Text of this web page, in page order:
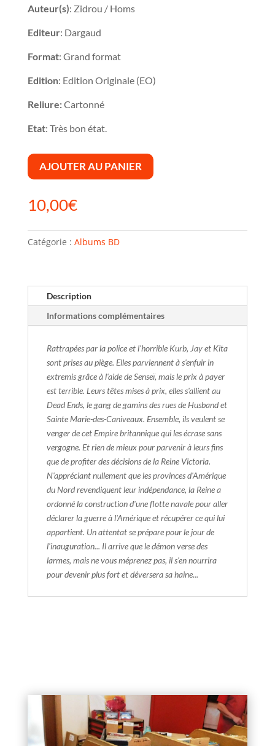
Auteur(s): Zidrou / Homs
Editeur: Dargaud
Format: Grand format
Edition: Edition Originale (EO)
Reliure:Cartonné
Etat: Très bon état.
AJOUTER AU PANIER
10,00€
Catégorie : Albums BD
Description
Informations complémentaires
Rattrapées par la police et l'horrible Kurb, Jay et Kita
sont prises au piège. Elles parviennent à s'enfuir in
extremis grâce à l'aide de Senseï, mais le prix à payer
est terrible. Leurs têtes mises à prix, elles s'allient au
Dead Ends, le gang de gamins des rues de Husband et
Sainte Marie-des-Caniveaux. Ensemble, ils veulent se
venger de cet Empire britannique qui les écrase sans
vergogne. Et rien de mieux pour parvenir à leurs fins
que de profiter des décisions de la Reine Victoria.
N'appréciant nullement que les provinces d'Amérique
du Nord revendiquent leur indépendance, la Reine a
ordonné la construction d'une flotte navale pour aller
déclarer la guerre à l'Amérique et récupérer ce qui lui
appartient. Un attentat se prépare pour le jour de
l'inauguration... Il arrive que le démon verse des
larmes, mais ne vous méprenez pas, il s'en nourrira
pour devenir plus fort et déversera sa haine...